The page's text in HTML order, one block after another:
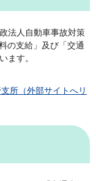
法人自動車事故対策
の支給」及び「交通
ます。
所（外部サイトへリ